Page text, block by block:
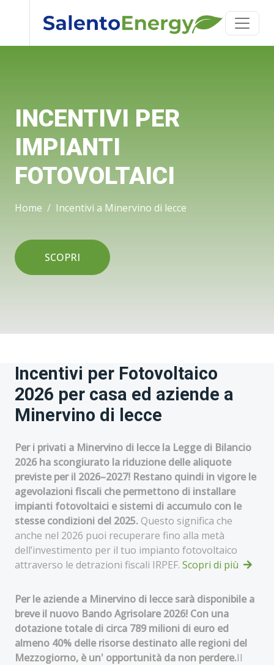
INCENTIVI PER
IMPIANTI
FOTOVOLTAICI
Home Incentivi a Minervino di lecce
SCOPRI
Incentivi per Fotovoltaico
2026 per casa ed aziende a
Minervino di lecce
Per i privati a Minervino di lecce la Legge di Bilancio
2026 ha scongiurato la riduzione delle aliquote
previste per il 2026–2027! Restano quindi in vigore le
agevolazioni fiscali che permettono di installare
impianti fotovoltaici e sistemi di accumulo con le
stesse condizioni del 2025. Questo significa che
anche nel 2026 puoi recuperare fino alla metà
dell’investimento per il tuo impianto fotovoltaico
attraverso le detrazioni fiscali IRPEF. Scopri di più
Per le aziende a Minervino di lecce sarà disponibile a
breve il nuovo Bando Agrisolare 2026! Con una
dotazione totale di circa 789 milioni di euro ed
almeno 40% delle risorse destinato alle regioni del
Mezzogiorno, è un' opportunità da non perdere.Il